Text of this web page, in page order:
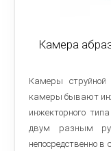
Камера
Камеры струйной
камеры бывают
инжекторного
двум разным
непосредственно